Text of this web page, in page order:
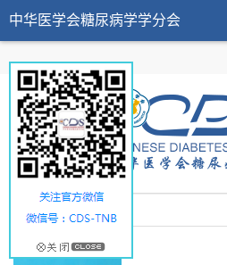
中华医学会糖尿病学学分会